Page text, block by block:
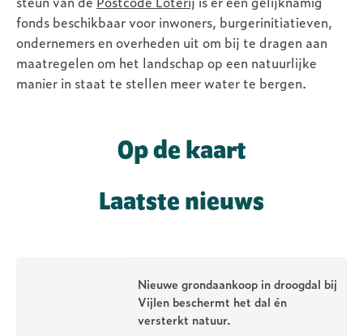
fonds beschikbaar voor inwoners, burgerinitiatieven,
ondernemers en overheden uit om bij te dragen aan
maatregelen om het landschap op een natuurlijke
manier in staat te stellen meer water te bergen.
Op de kaart
Laatste nieuws
Bevers als
brandweer?
Radiointerview met
deze natuurlijke
ingenieurs
Nieuwe grondaankoop in droogdal bij
Vijlen beschermt het dal én
versterkt natuur.